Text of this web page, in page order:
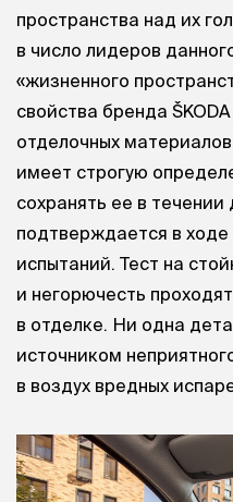
пространства над их
в число лидеров
«жизненного
свойства бренда
отделочных
имеет строгую
сохранять ее в течении
подтверждается в ходе
испытаний. Тест на
и негорючесть
в отделке. Ни одна
источником
в воздух вредных